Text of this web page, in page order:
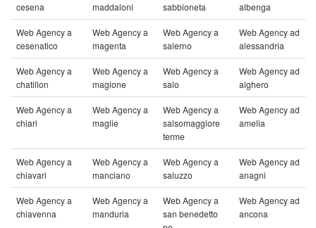
cesena
maddaloni
sabbioneta
albenga
Web Agency a
cesenatico
Web Agency a
magenta
Web Agency a
salerno
Web Agency ad
alessandria
Web Agency a
chatillon
Web Agency a
magione
Web Agency a
salo
Web Agency ad
alghero
Web Agency a
chiari
Web Agency a
maglie
Web Agency a
salsomaggiore
terme
Web Agency ad
amelia
Web Agency a
chiavari
Web Agency a
manciano
Web Agency a
saluzzo
Web Agency ad
anagni
Web Agency a
chiavenna
Web Agency a
manduria
Web Agency a
san benedetto
Web Agency ad
ancona